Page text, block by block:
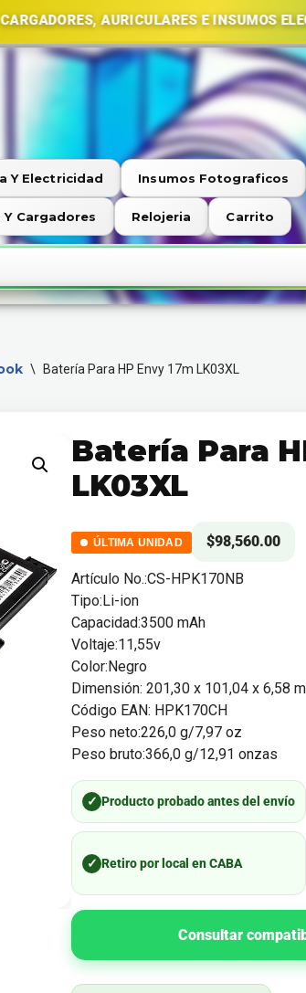
E INSUMOS
Y Electricidad Insumos Fotograficos
Y Cargadores Relojeria Carrito
\ Batería Para HP Envy 17m LK03XL
Batería Para
LK03XL
ÚLTIMA UNIDAD $98,560.00
Artículo No.:CS-HPK170NB
Tipo:Li-ion
Capacidad:3500 mAh
Voltaje:11,55v
Color:Negro
Dimensión: 201,30 x 101,04 x 6,58
Código EAN: HPK170CH
Peso neto:226,0 g/7,97 oz
Peso bruto:366,0 g/12,91 onzas
✓ Producto probado antes del envío
✓ Retiro por local en CABA
Consultar